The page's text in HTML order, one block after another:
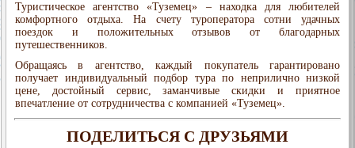
Туристическое агентство «Туземец» – находка для любителей
комфортного отдыха. На счету туроператора сотни удачных
поездок и положительных отзывов от благодарных
путешественников.
Обращаясь в агентство, каждый покупатель гарантировано
получает индивидуальный подбор тура по неприлично низкой
цене, достойный сервис, заманчивые скидки и приятное
впечатление от сотрудничества с компанией «Туземец».
ПОДЕЛИТЬСЯ С ДРУЗЬЯМИ